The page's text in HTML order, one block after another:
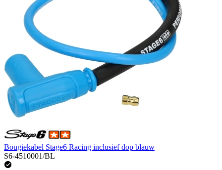
Bougiekabel Stage6 Racing inclusief dop blauw
S6-4510001/BL